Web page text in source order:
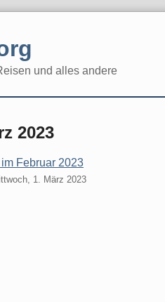
und alles andere
2023
Februar 2023
1. März 2023